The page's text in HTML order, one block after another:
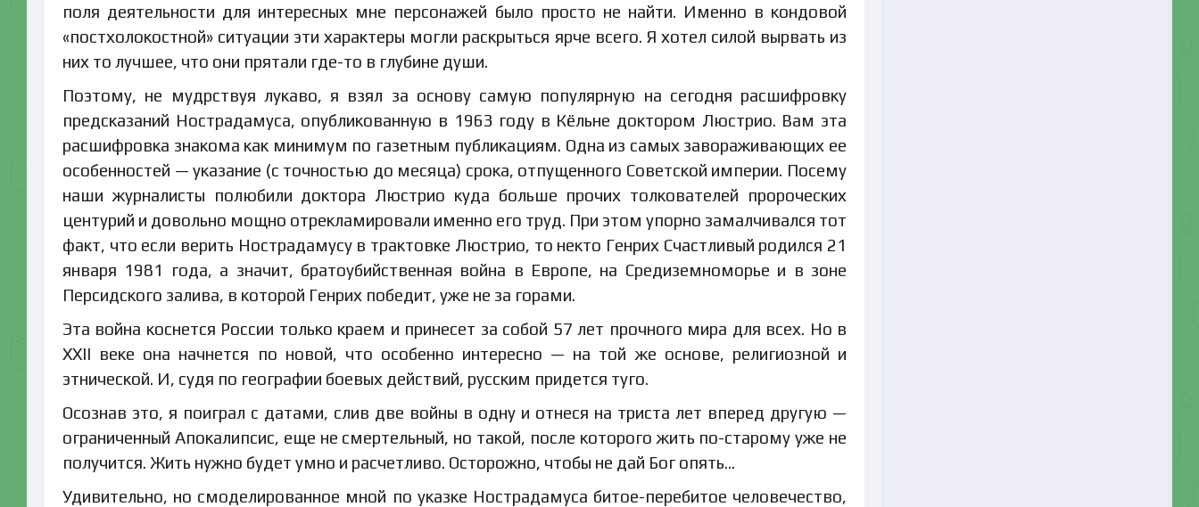
поля деятельности для интересных мне персонажей было просто не найти. Именно в кондовой
«постхолокостной» ситуации эти характеры могли раскрыться ярче всего. Я хотел силой вырвать из
них то лучшее, что они прятали где-то в глубине души.
Поэтому, не мудрствуя лукаво, я взял за основу самую популярную на сегодня расшифровку
предсказаний Нострадамуса, опубликованную в 1963 году в Кёльне доктором Люстрио. Вам эта
расшифровка знакома как минимум по газетным публикациям. Одна из самых завораживающих ее
особенностей — указание (с точностью до месяца) срока, отпущенного Советской империи. Посему
наши журналисты полюбили доктора Люстрио куда больше прочих толкователей пророческих
центурий и довольно мощно отрекламировали именно его труд. При этом упорно замалчивался тот
факт, что если верить Нострадамусу в трактовке Люстрио, то некто Генрих Счастливый родился 21
января 1981 года, а значит, братоубийственная война в Европе, на Средиземноморье и в зоне
Персидского залива, в которой Генрих победит, уже не за горами.
Эта война коснется России только краем и принесет за собой 57 лет прочного мира для всех. Но в
XXII веке она начнется по новой, что особенно интересно — на той же основе, религиозной и
этнической. И, судя по географии боевых действий, русским придется туго.
Осознав это, я поиграл с датами, слив две войны в одну и отнеся на триста лет вперед другую —
ограниченный Апокалипсис, еще не смертельный, но такой, после которого жить по-старому уже не
получится. Жить нужно будет умно и расчетливо. Осторожно, чтобы не дай Бог опять…
Удивительно, но смоделированное мной по указке Нострадамуса битое-перебитое человечество,